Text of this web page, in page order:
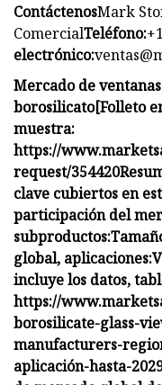
ContáctenosMark
ComercialTeléfono:
electrónico:
Mercado de
borosilicato[Folleto
muestra:
https://
request/354420
clave cubiertos en
participación del
subproductos:
global, aplicaciones:
incluye los datos,
https://
borosilicate-glass-
manufacturers-
aplicación-hasta-